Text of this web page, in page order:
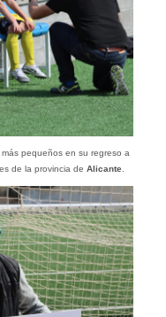
pequeños en su regreso a
de la provincia de Alicante.